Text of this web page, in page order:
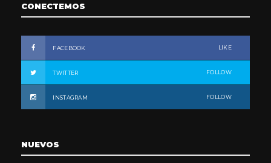
CONECTEMOS
FACEBOOK LIKE
TWITTER FOLLOW
INSTAGRAM FOLLOW
NUEVOS